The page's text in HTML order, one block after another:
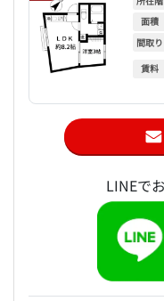
面積
間取り
賃料
LINEで